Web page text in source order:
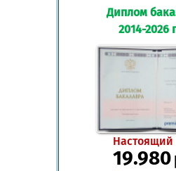
Диплом
2014-2026
Настоящий
19.980